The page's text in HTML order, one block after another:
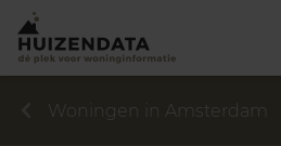
Woningen in Amsterdam